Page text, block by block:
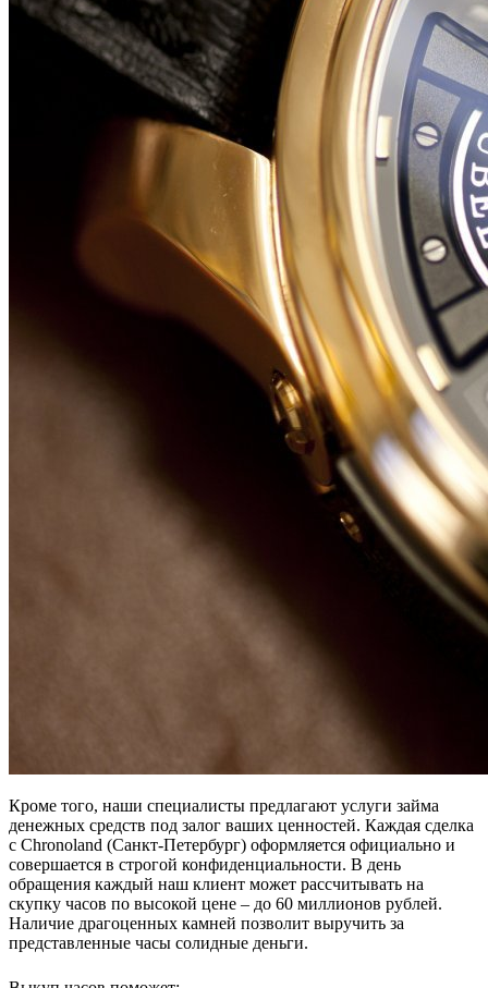
Кроме того, наши специалисты предлагают услуги займа
денежных средств под залог ваших ценностей. Каждая сделка
с Chronoland (Санкт-Петербург) оформляется официально и
совершается в строгой конфиденциальности. В день
обращения каждый наш клиент может рассчитывать на
скупку часов по высокой цене – до 60 миллионов рублей.
Наличие драгоценных камней позволит выручить за
представленные часы солидные деньги.